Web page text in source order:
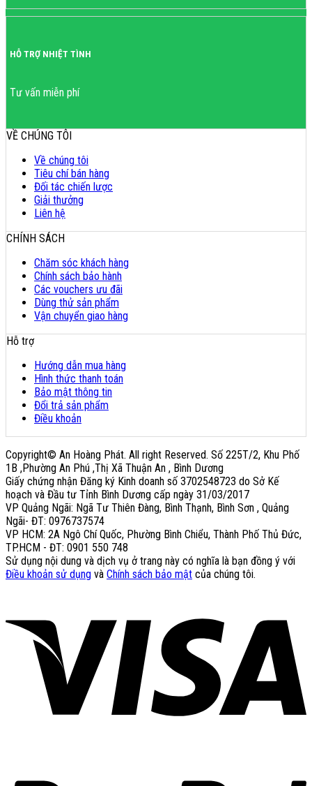
HỖ TRỢ NHIỆT TÌNH
Tư vấn miễn phí
VỀ CHÚNG TÔI
Về chúng tôi
Tiêu chí bán hàng
Đối tác chiến lược
Giải thưởng
Liên hệ
CHÍNH SÁCH
Chăm sóc khách hàng
Chính sách bảo hành
Các vouchers ưu đãi
Dùng thử sản phẩm
Vận chuyển giao hàng
Hỗ trợ
Hướng dẫn mua hàng
Hình thức thanh toán
Bảo mật thông tin
Đổi trả sản phẩm
Điều khoản
Copyright© An Hoàng Phát. All right Reserved. Số 225T/2, Khu Phố
1B ,Phường An Phú ,Thị Xã Thuận An , Bình Dương
Giấy chứng nhận Đăng ký Kinh doanh số 3702548723 do Sở Kế
hoạch và Đầu tư Tỉnh Bình Dương cấp ngày 31/03/2017
VP Quảng Ngãi: Ngã Tư Thiên Đàng, Bình Thạnh, Bình Sơn , Quảng
Ngãi- ĐT: 0976737574
VP HCM: 2A Ngô Chí Quốc, Phường Bình Chiểu, Thành Phố Thủ Đức,
TP.HCM - ĐT: 0901 550 748
Sử dụng nội dung và dịch vụ ở trang này có nghĩa là bạn đồng ý với
Điều khoản sử dụng và Chính sách bảo mật của chúng tôi.